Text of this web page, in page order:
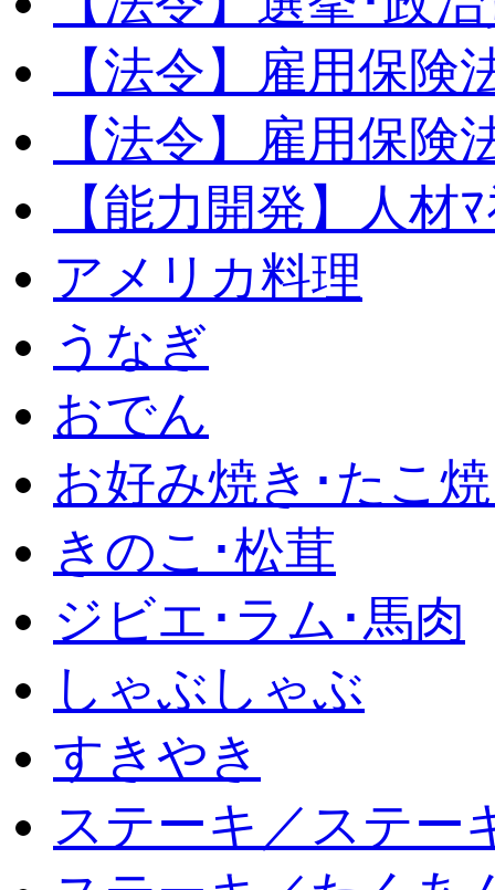
【法令】雇用保険
【法令】雇用保険
【能力開発】人材
アメリカ料理
うなぎ
おでん
お好み焼き･たこ
きのこ･松茸
ジビエ･ラム･馬肉
しゃぶしゃぶ
すきやき
ステーキ／ステー